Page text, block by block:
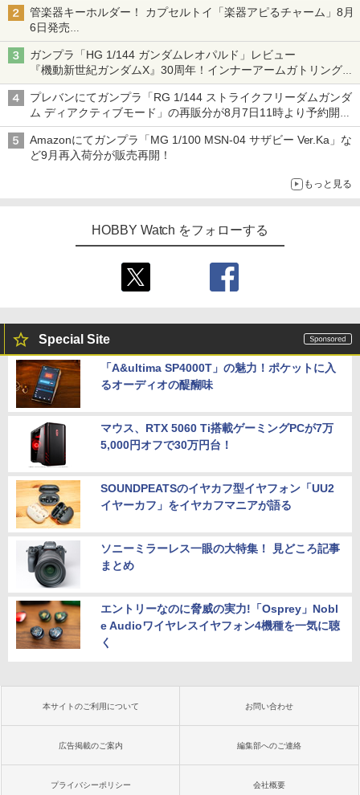
管楽器キーホルダー！ カプセルトイ「楽器アピるチャーム」8月
6日発売
チューバ、テナサクなど5種各3色
ガンプラ「HG 1/144 ガンダムレオパルド」レビュー
『機動新世紀ガンダムX』30周年！インナーアームガトリングの
変形機構まで再現し最新フォーマットでキット化！
プレバンにてガンプラ「RG 1/144 ストライクフリーダムガンダ
ム ディアクティブモード」の再販分が8月7日11時より予約開
始！
Amazonにてガンプラ「MG 1/100 MSN-04 サザビー Ver.Ka」な
ど9月再入荷分が販売再開！
もっと見る
HOBBY Watch をフォローする
Special Site
「A&ultima SP4000T」の魅力！ポケットに入
るオーディオの醍醐味
マウス、RTX 5060 Ti搭載ゲーミングPCが7万
5,000円オフで30万円台！
SOUNDPEATSのイヤカフ型イヤフォン「UU2
イヤーカフ」をイヤカフマニアが語る
ソニーミラーレス一眼の大特集！ 見どころ記事
まとめ
エントリーなのに脅威の実力!「Osprey」Nobl
e Audioワイヤレスイヤフォン4機種を一気に聴
く
本サイトのご利用について お問い合わせ
広告掲載のご案内 編集部へのご連絡
プライバシーポリシー 会社概要